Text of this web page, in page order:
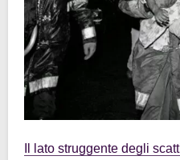
Il lato struggente degli